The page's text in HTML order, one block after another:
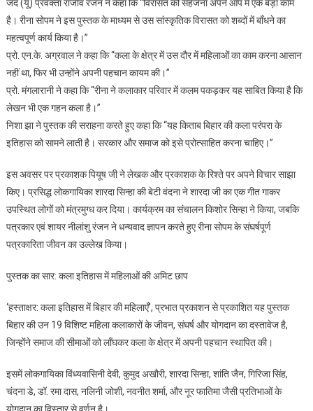
जद (यू) प्रवक्ता राजीव रंजन ने कहा कि “विरासत को सहेजना अपने आप में एक बड़ा काम
है। रीना सोपम ने इस पुस्तक के माध्यम से उस सांस्कृतिक विरासत को शब्दों में बाँधने का
महत्वपूर्ण कार्य किया है।”
प्रो. एन.के. अग्रवाल ने कहा कि “कला के क्षेत्र में उस दौर में महिलाओं का काम करना आसान
नहीं था, फिर भी उन्होंने अपनी पहचान कायम की।”
प्रो. मंगलारानी ने कहा कि “रीना ने कलाकार परिवार में कलम पकड़कर यह साबित किया है कि
लेखन भी एक गहन कला है।”
निशा झा ने पुस्तक की सराहना करते हुए कहा कि “यह किताब बिहार की कला परंपरा के
इतिहास को सामने लाती है। सरकार और समाज को इसे प्रोत्साहित करना चाहिए।”
इस अवसर पर प्रकाशक पियूष जी ने लेखक और प्रकाशक के रिश्ते पर अपने विचार साझा
किए। प्रसिद्ध लोकगायिका शारदा सिन्हा की बेटी वंदना ने शारदा जी का एक गीत गाकर
उपस्थित लोगों को मंत्रमुग्ध कर दिया। कार्यक्रम का संचालन किशोर सिन्हा ने किया, जबकि
पत्रकार एवं शायर नीलांशु रंजन ने धन्यवाद ज्ञापन करते हुए रीना सोपम के संघर्षपूर्ण
पत्रकारिता जीवन का उल्लेख किया।
पुस्तक का सार: कला इतिहास में महिलाओं की अमिट छाप
‘हस्ताक्षर: कला इतिहास में बिहार की महिलाएँ’, प्रभात प्रकाशन से प्रकाशित यह पुस्तक
बिहार की उन 19 विशिष्ट महिला कलाकारों के जीवन, संघर्ष और योगदान का दस्तावेज है,
जिन्होंने समाज की सीमाओं को लाँघकर कला के क्षेत्र में अपनी पहचान स्थापित की।
इसमें लोकगायिका विंध्यवासिनी देवी, कुमुद अखौरी, शारदा सिन्हा, शांति जैन, गिरिजा सिंह,
चंदना डे, डॉ. रमा दास, नलिनी जोशी, नवनीत शर्मा, और नूर फातिमा जैसी प्रतिभाओं के
योगदान का विस्तार से वर्णन है।